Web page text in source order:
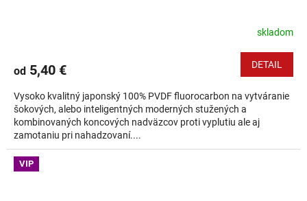
skladom
od 5,40 € DETAIL
Vysoko kvalitný japonský 100% PVDF fluorocarbon na vytváranie
šokových, alebo inteligentných moderných stužených a
kombinovaných koncových nadväzcov proti vyplutiu ale aj
zamotaniu pri nahadzovaní....
VIP